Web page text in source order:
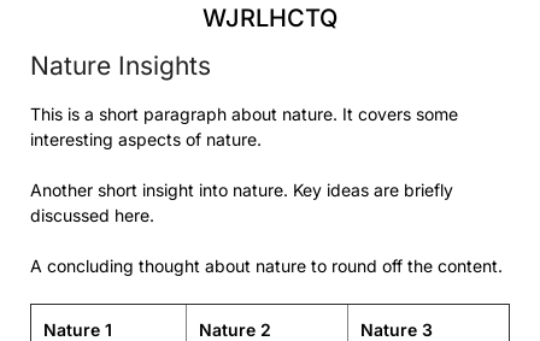
WJRLHCTQ
Nature Insights
This is a short paragraph about nature. It covers some
interesting aspects of nature.
Another short insight into nature. Key ideas are briefly
discussed here.
A concluding thought about nature to round off the content.
Nature 1 Nature 2 Nature 3